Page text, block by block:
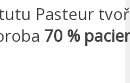
Pasteur
70 %